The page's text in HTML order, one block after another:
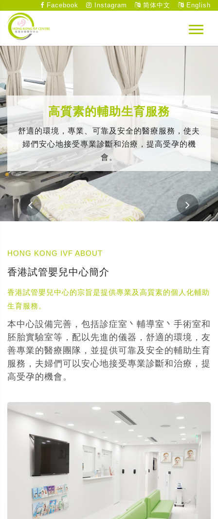
Facebook Instagram 简体中文 English
高質素的輔助生育服務
舒適的環境，專業、可靠及安全的醫療服務，使夫
婦們安心地接受專業診斷和治療，提高受孕的機
會。
HONG KONG IVF ABOUT
香港試管嬰兒中心簡介
香港試管嬰兒中心的宗旨是提供專業及高質素的個人化輔助
生育服務。
本中心設備完善，包括診症室丶輔導室丶手術室和
胚胎實驗室等，配以先進的儀器，舒適的環境，友
善專業的醫療團隊，並提供可靠及安全的輔助生育
服務，夫婦們可以安心地接受專業診斷和治療，提
高受孕的機會。